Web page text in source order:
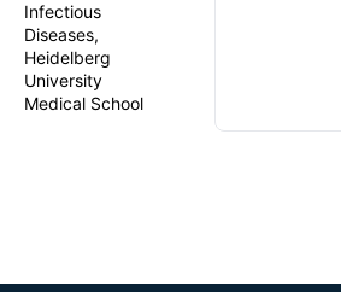
Infectious
Diseases,
Heidelberg
University
Medical School